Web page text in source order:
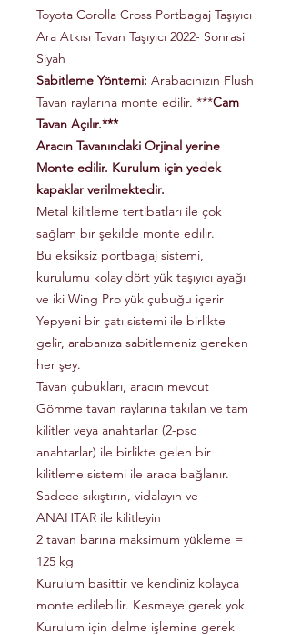
Toyota Corolla Cross Portbagaj Taşıyıcı
Ara Atkısı Tavan Taşıyıcı 2022- Sonrasi
Siyah
Sabitleme Yöntemi: Arabacınızın Flush
Tavan raylarına monte edilir. ***Cam
Tavan Açılır.***
Aracın Tavanındaki Orjinal yerine
Monte edilir. Kurulum için yedek
kapaklar verilmektedir.
Metal kilitleme tertibatları ile çok
sağlam bir şekilde monte edilir.
Bu eksiksiz portbagaj sistemi,
kurulumu kolay dört yük taşıyıcı ayağı
ve iki Wing Pro yük çubuğu içerir
Yepyeni bir çatı sistemi ile birlikte
gelir, arabanıza sabitlemeniz gereken
her şey.
Tavan çubukları, aracın mevcut
Gömme tavan raylarına takılan ve tam
kilitler veya anahtarlar (2-psc
anahtarlar) ile birlikte gelen bir
kilitleme sistemi ile araca bağlanır.
Sadece sıkıştırın, vidalayın ve
ANAHTAR ile kilitleyin
2 tavan barına maksimum yükleme =
125 kg
Kurulum basittir ve kendiniz kolayca
monte edilebilir. Kesmeye gerek yok.
Kurulum için delme işlemine gerek